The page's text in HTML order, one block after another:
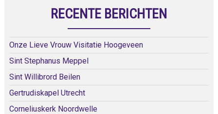
RECENTE BERICHTEN
Onze Lieve Vrouw Visitatie Hoogeveen
Sint Stephanus Meppel
Sint Willibrord Beilen
Gertrudiskapel Utrecht
Corneliuskerk Noordwelle